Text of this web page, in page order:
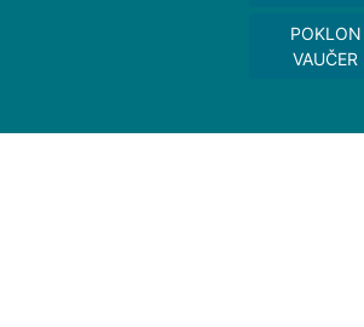
POKLON
VAUČER